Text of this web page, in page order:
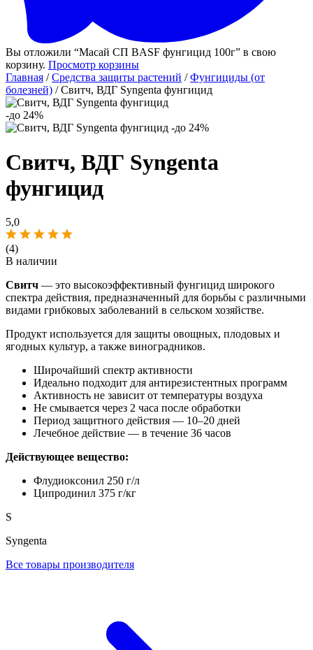
Вы отложили “Масай СП BASF фунгицид 100г” в свою
корзину. Просмотр корзины
Главная /Средства защиты растений /Фунгициды (от
болезней) / Свитч, ВДГ Syngenta фунгицид
-до 24%
-до 24%
Свитч, ВДГ Syngenta
фунгицид
5,0
(4)
В наличии
Свитч — это высокоэффективный фунгицид широкого
спектра действия, предназначенный для борьбы с различными
видами грибковых заболеваний в сельском хозяйстве.
Продукт используется для защиты овощных, плодовых и
ягодных культур, а также виноградников.
Широчайший спектр активности
Идеально подходит для антирезистентных программ
Активность не зависит от температуры воздуха
Не смывается через 2 часа после обработки
Период защитного действия — 10–20 дней
Лечебное действие — в течение 36 часов
Действующее вещество:
Флудиоксонил 250 г/л
Ципродинил 375 г/кг
S
Syngenta
Все товары производителя